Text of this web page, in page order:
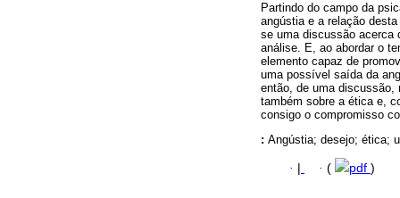
Partindo do campo da
angústia e a relação
se uma discussão acerca
análise. E, ao abordar o
elemento capaz de
uma possível saída da
então, de uma discussão,
também sobre a ética e,
consigo o compromisso
: Angústia; desejo; ética;
· · ( pdf )